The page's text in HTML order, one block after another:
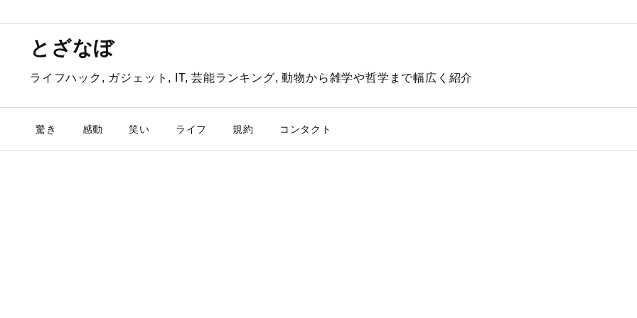
とざなぼ
ライフハック, ガジェット, IT, 芸能ランキング, 動物から雑学や哲学まで幅広く紹介
驚き 感動 笑い ライフ 規約 コンタクト